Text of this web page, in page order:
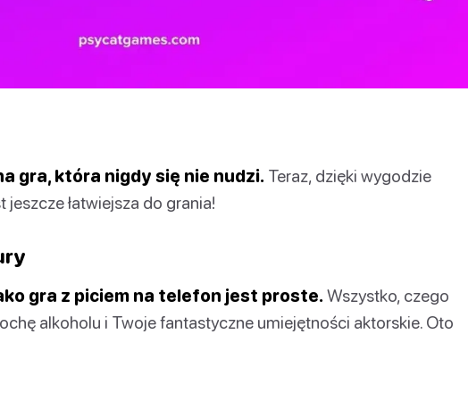
gra, która nigdy się nie nudzi. Teraz, dzięki wygodzie
łatwiejsza do grania!
gra z piciem na telefon jest proste. Wszystko, czego
alkoholu i Twoje fantastyczne umiejętności aktorskie. Oto